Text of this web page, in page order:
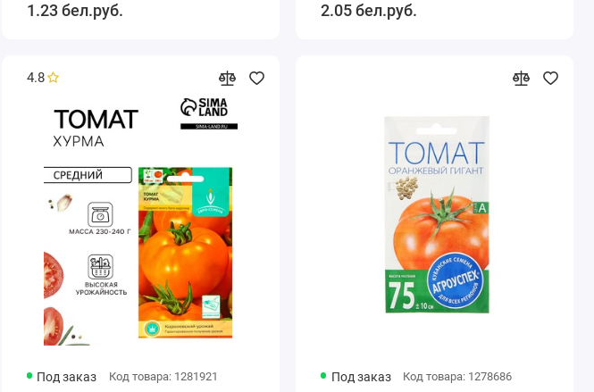
1.23 бел.руб. 2.05 бел.руб.
4.8
Под заказ Код товара: 1281921 Под заказ Код товара: 1278686